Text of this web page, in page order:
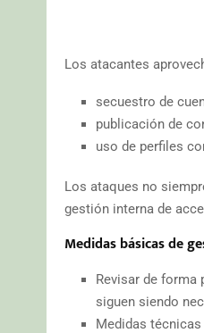
Los atacantes
secuestro de
publicación de
uso de perfiles
Los ataques no
gestión interna de
Medidas básicas de
Revisar de
siguen siendo
Medidas